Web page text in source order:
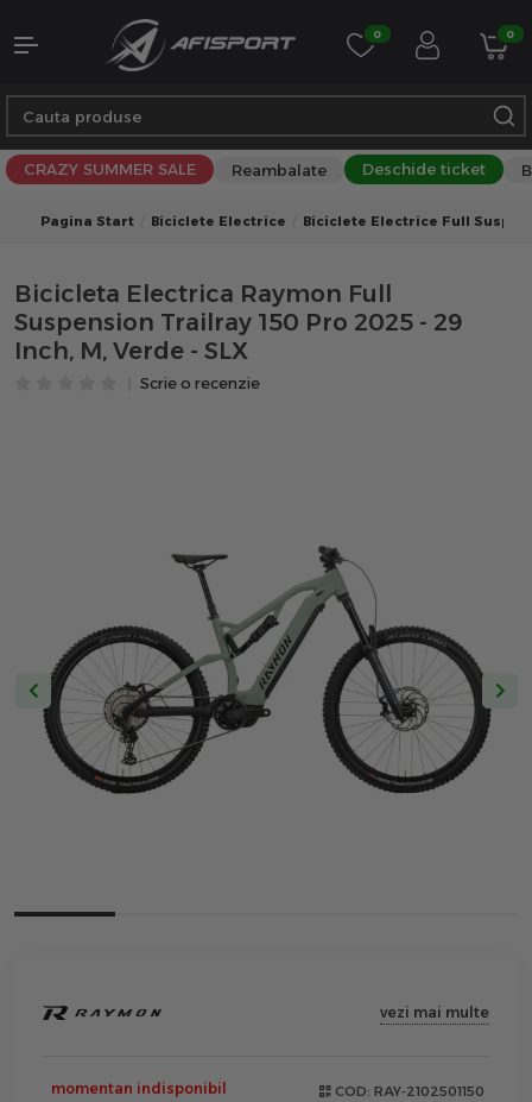
0 0
CRAZY SUMMER SALE Reambalate Deschide ticket
Pagina Start Biciclete Electrice Biciclete Electrice Full
Bicicleta Electrica Raymon Full
Suspension Trailray 150 Pro 2025 - 29
Inch, M, Verde - SLX
Scrie o recenzie
vezi mai multe
momentan indisponibil COD: RAY-2102501150